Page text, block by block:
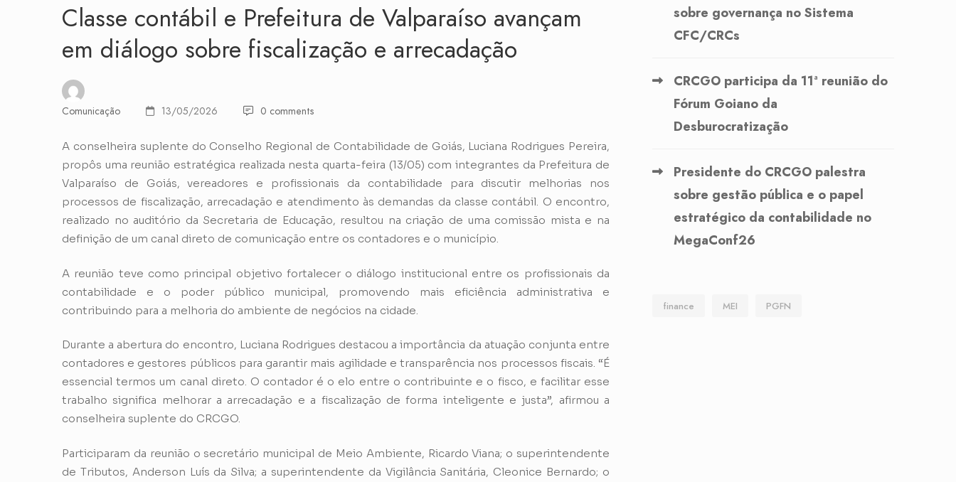
Classe contábil e Prefeitura de Valparaíso avançam
em diálogo sobre fiscalização e arrecadação
Comunicação 13/05/2026 0 comments
A conselheira suplente do Conselho Regional de Contabilidade de Goiás, Luciana Rodrigues Pereira,
propôs uma reunião estratégica realizada nesta quarta-feira (13/05) com integrantes da Prefeitura de
Valparaíso de Goiás, vereadores e profissionais da contabilidade para discutir melhorias nos
processos de fiscalização, arrecadação e atendimento às demandas da classe contábil. O encontro,
realizado no auditório da Secretaria de Educação, resultou na criação de uma comissão mista e na
definição de um canal direto de comunicação entre os contadores e o município.
A reunião teve como principal objetivo fortalecer o diálogo institucional entre os profissionais da
contabilidade e o poder público municipal, promovendo mais eficiência administrativa e
contribuindo para a melhoria do ambiente de negócios na cidade.
Durante a abertura do encontro, Luciana Rodrigues destacou a importância da atuação conjunta entre
contadores e gestores públicos para garantir mais agilidade e transparência nos processos fiscais. “É
essencial termos um canal direto. O contador é o elo entre o contribuinte e o fisco, e facilitar esse
trabalho significa melhorar a arrecadação e a fiscalização de forma inteligente e justa”, afirmou a
conselheira suplente do CRCGO.
Participaram da reunião o secretário municipal de Meio Ambiente, Ricardo Viana; o superintendente
de Tributos, Anderson Luís da Silva; a superintendente da Vigilância Sanitária, Cleonice Bernardo; o
sobre governança no Sistema
CFC/CRCs
CRCGO participa da 11ª reunião do
Fórum Goiano da
Desburocratização
Presidente do CRCGO palestra
sobre gestão pública e o papel
estratégico da contabilidade no
MegaConf26
finance MEI PGFN